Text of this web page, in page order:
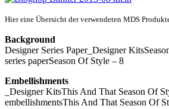
Hier eine Übersicht der verwendeten MDS
Background
Designer Series Paper_Designer
series paperSeason Of Style – 8
Embellishments
_Designer KitsThis And That Season Of
embellishmentsThis And That Season Of